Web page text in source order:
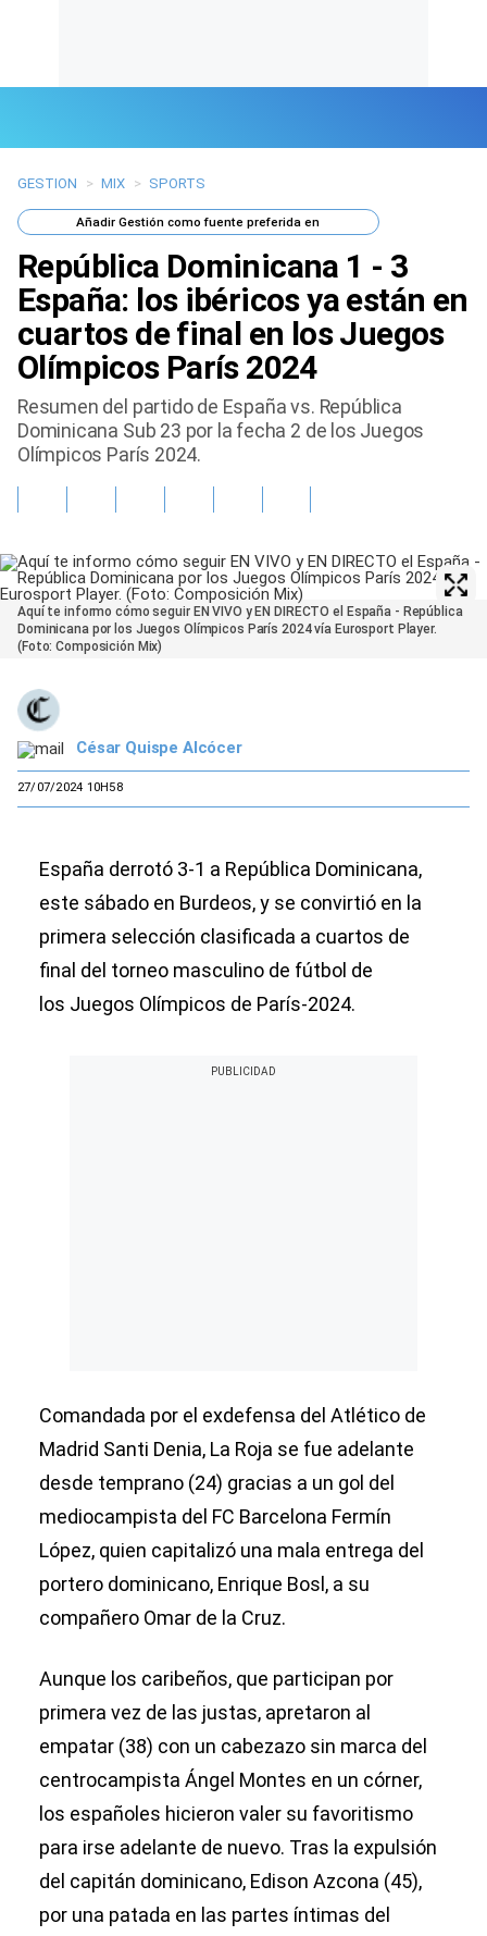
Últimas Noticias
Mi Bolsillo
Respuestas
Gente
Vida Laboral
Tendencias Mix
Sports
GESTION > MIX > SPORTS
AñadirGestión como fuente preferida en
República Dominicana 1 - 3
España: los ibéricos ya están en
cuartos de final en los Juegos
Olímpicos París 2024
Resumen del partido de España vs. República
Dominicana Sub 23 por la fecha 2 de los Juegos
Olímpicos París 2024.
Aquí te informo cómo seguir EN VIVO y EN DIRECTO el España - República
Dominicana por los Juegos Olímpicos París 2024 vía Eurosport Player.
(Foto: Composición Mix)
César Quispe Alcócer
27/07/2024 10H58
España derrotó 3-1 a República Dominicana,
este sábado en Burdeos, y se convirtió en la
primera selección clasificada a cuartos de
final del torneo masculino de fútbol de
los Juegos Olímpicos de París-2024.
Comandada por el exdefensa del Atlético de
Madrid Santi Denia, La Roja se fue adelante
desde temprano (24) gracias a un gol del
mediocampista del FC Barcelona Fermín
López, quien capitalizó una mala entrega del
portero dominicano, Enrique Bosl, a su
compañero Omar de la Cruz.
Aunque los caribeños, que participan por
primera vez de las justas, apretaron al
empatar (38) con un cabezazo sin marca del
centrocampista Ángel Montes en un córner,
los españoles hicieron valer su favoritismo
para irse adelante de nuevo. Tras la expulsión
del capitán dominicano, Edison Azcona (45),
por una patada en las partes íntimas del